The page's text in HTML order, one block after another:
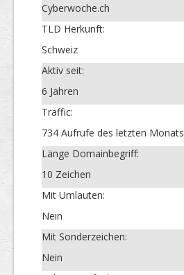
Cyberwoche.ch
TLD Herkunft:
Schweiz
Aktiv seit:
6 Jahren
Traffic:
734 Aufrufe des letzten Monats
Länge Domainbegriff:
10 Zeichen
Mit Umlauten:
Nein
Mit Sonderzeichen:
Nein